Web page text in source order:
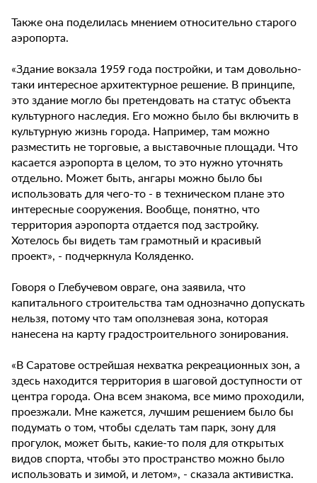
Также она поделилась мнением относительно старого
аэропорта.
«Здание вокзала 1959 года постройки, и там довольно-
таки интересное архитектурное решение. В принципе,
это здание могло бы претендовать на статус объекта
культурного наследия. Его можно было бы включить в
культурную жизнь города. Например, там можно
разместить не торговые, а выставочные площади. Что
касается аэропорта в целом, то это нужно уточнять
отдельно. Может быть, ангары можно было бы
использовать для чего-то - в техническом плане это
интересные сооружения. Вообще, понятно, что
территория аэропорта отдается под застройку.
Хотелось бы видеть там грамотный и красивый
проект», - подчеркнула Коляденко.
Говоря о Глебучевом овраге, она заявила, что
капитального строительства там однозначно допускать
нельзя, потому что там оползневая зона, которая
нанесена на карту градостроительного зонирования.
«В Саратове острейшая нехватка рекреационных зон, а
здесь находится территория в шаговой доступности от
центра города. Она всем знакома, все мимо проходили,
проезжали. Мне кажется, лучшим решением было бы
подумать о том, чтобы сделать там парк, зону для
прогулок, может быть, какие-то поля для открытых
видов спорта, чтобы это пространство можно было
использовать и зимой, и летом», - сказала активистка.